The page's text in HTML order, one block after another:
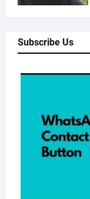
Subscribe Us